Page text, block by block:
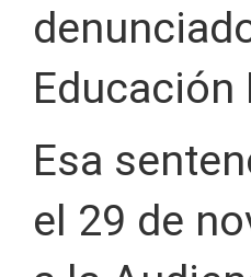
Educación
Esa
el 29 de